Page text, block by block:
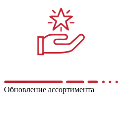
Обновление ассортимента